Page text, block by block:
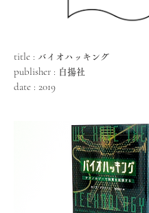
title : バイオハッキング
publisher : 白揚社
date : 2019